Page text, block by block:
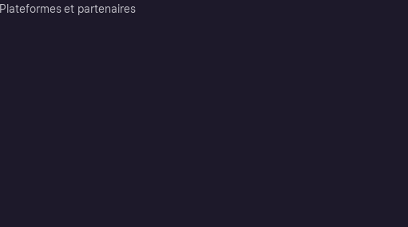
Plateformes et partenaires